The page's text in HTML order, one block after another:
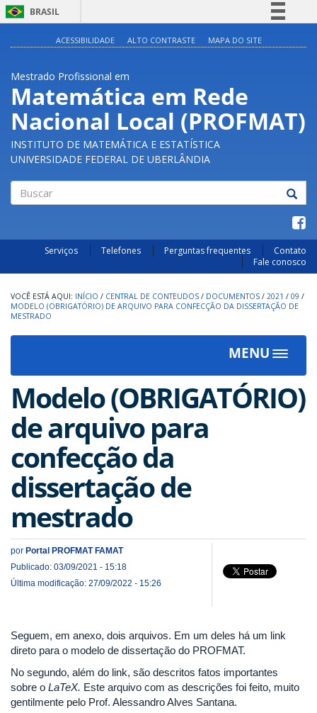
BRASIL
Acesso à informação
Legislação
Canais
ACESSIBILIDADE ALTO CONTRASTE MAPA DO SITE
Mestrado Profissional em
Matemática em Rede
Nacional Local (PROFMAT)
INSTITUTO DE MATEMÁTICA E ESTATÍSTICA
UNIVERSIDADE FEDERAL DE UBERLÂNDIA
Serviços Telefones Perguntas frequentes
Contato
Fale conosco
INÍCIO / CENTRAL DE CONTEUDOS / DOCUMENTOS / 2021 / 09 /
MODELO (OBRIGATÓRIO) DE ARQUIVO PARA CONFECÇÃO DA DISSERTAÇÃO DE
MESTRADO
MENU
Toggle
Modelo (OBRIGATÓRIO)
de arquivo para
confecção da
dissertação de
mestrado
por Portal PROFMAT FAMAT
Publicado: 03/09/2021 - 15:18
Última modificação: 27/09/2022 - 15:26
Seguem, em anexo, dois arquivos. Em um deles há um link
direto para o modelo de dissertação do PROFMAT.
No segundo, além do link, são descritos fatos importantes
sobre o LaTeX. Este arquivo com as descrições foi feito, muito
gentilmente pelo Prof. Alessandro Alves Santana.